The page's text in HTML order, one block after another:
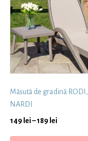
Măsută de gradină RODI,
NARDI
149 lei–189 lei